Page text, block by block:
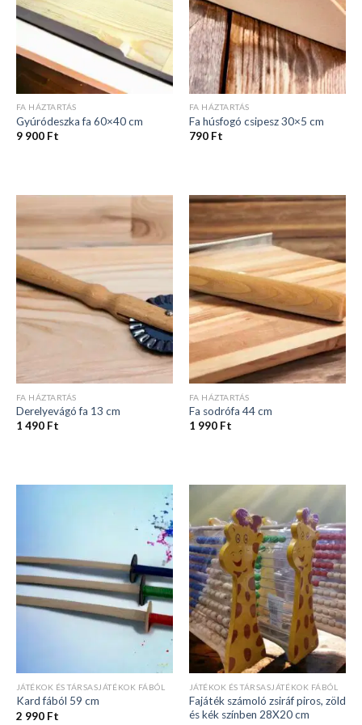
FA HÁZTARTÁS
Gyúródeszka fa 60×40 cm
9 900 Ft
FA HÁZTARTÁS
Fa húsfogó csipesz 30×5 cm
790 Ft
FA HÁZTARTÁS
Derelyevágó fa 13 cm
1 490 Ft
FA HÁZTARTÁS
Fa sodrófa 44 cm
1 990 Ft
JÁTÉKOK ÉS TÁRSASJÁTÉKOK FÁBÓL
Kard fából 59 cm
2 990 Ft
JÁTÉKOK ÉS TÁRSASJÁTÉKOK FÁBÓL
Fajáték számoló zsiráf piros, zöld
és kék színben 28X20 cm